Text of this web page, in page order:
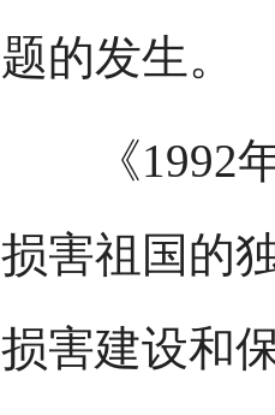
题的发生。
《1992年
损害祖国的
损害建设和